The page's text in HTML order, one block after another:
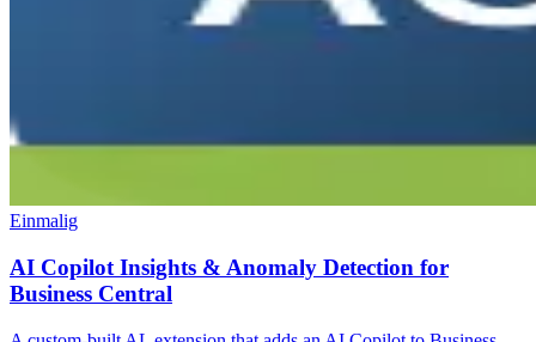
Einmalig
AI Copilot Insights & Anomaly Detection for
Business Central